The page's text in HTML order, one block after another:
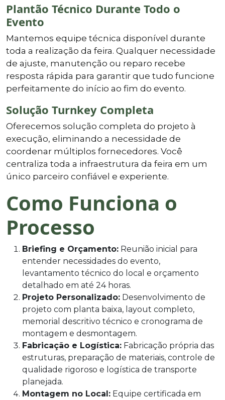
Plantão Técnico Durante Todo o
Evento
Mantemos equipe técnica disponível durante
toda a realização da feira. Qualquer necessidade
de ajuste, manutenção ou reparo recebe
resposta rápida para garantir que tudo funcione
perfeitamente do início ao fim do evento.
Solução Turnkey Completa
Oferecemos solução completa do projeto à
execução, eliminando a necessidade de
coordenar múltiplos fornecedores. Você
centraliza toda a infraestrutura da feira em um
único parceiro confiável e experiente.
Como Funciona o
Processo
Briefing e Orçamento: Reunião inicial para
entender necessidades do evento,
levantamento técnico do local e orçamento
detalhado em até 24 horas.
Projeto Personalizado: Desenvolvimento de
projeto com planta baixa, layout completo,
memorial descritivo técnico e cronograma de
montagem e desmontagem.
Fabricação e Logística: Fabricação própria das
estruturas, preparação de materiais, controle de
qualidade rigoroso e logística de transporte
planejada.
Montagem no Local: Equipe certificada em